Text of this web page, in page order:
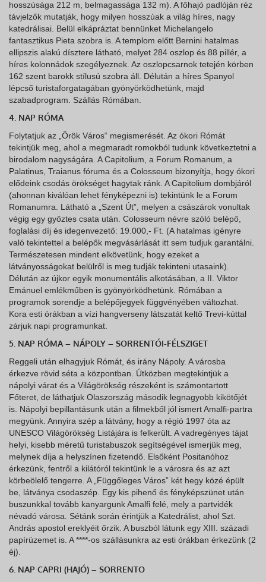
hosszúsága 212 m, belmagassága 132 m). A főhajó padlóján réz
távjelzők mutatják, hogy milyen hosszúak a világ híres, nagy
katedrálisai. Belül elkápráztat bennünket Michelangelo
fantasztikus Pieta szobra is. A templom előtt Bernini hatalmas
ellipszis alakú dísztere látható, melyet 284 oszlop és 88 pillér, a
híres kolonnádok szegélyeznek. Az oszlopcsarnok tetején körben
162 szent barokk stílusú szobra áll. Délután a híres Spanyol
lépcső turistaforgatagában gyönyörködhetünk, majd
szabadprogram. Szállás Rómában.
4. NAP RÓMA
Folytatjuk az „Örök Város“ megismerését. Az ókori Rómát
tekintjük meg, ahol a megmaradt romokból tudunk következtetni a
birodalom nagyságára. A Capitolium, a Forum Romanum, a
Palatinus, Traianus fóruma és a Colosseum bizonyítja, hogy ókori
elődeink csodás örökséget hagytak ránk. A Capitolium dombjáról
(ahonnan kiválóan lehet fényképezni is) tekintünk le a Forum
Romanumra. Látható a „Szent Út”, melyen a császárok vonultak
végig egy győztes csata után. Colosseum névre szóló belépő,
foglalási díj és idegenvezető: 19.000,- Ft. (A hatalmas igényre
való tekintettel a belépők megvásárlását itt sem tudjuk garantálni.
Természetesen mindent elkövetünk, hogy ezeket a
látványosságokat belülről is meg tudják tekinteni utasaink).
Délután az újkor egyik monumentális alkotásában, a II. Viktor
Emánuel emlékműben is gyönyörködhetünk. Rómában a
programok sorendje a belépőjegyek függvényében változhat.
Kora esti órákban a vízi hangverseny látszatát keltő Trevi-kúttal
zárjuk napi programunkat.
5. NAP RÓMA – NÁPOLY – SORRENTÓI-FÉLSZIGET
Reggeli után elhagyjuk Rómát, és irány Nápoly. A városba
érkezve rövid séta a központban. Útközben megtekintjük a
nápolyi várat és a Világörökség részeként is számontartott
Főteret, de láthatjuk Olaszország második legnagyobb kikötőjét
is. Nápolyi bepillantásunk után a filmekből jól ismert Amalfi-partra
megyünk. Annyira szép a látvány, hogy a régió 1997 óta az
UNESCO Világörökség Listájára is felkerült. A vadregényes tájat
helyi, kisebb méretű turistabuszok segítségével ismerjük meg,
melynek díja a helyszínen fizetendő. Elsőként Positanóhoz
érkezünk, fentről a kilátóról tekintünk le a városra és az azt
körbeölelő tengerre. A „Függőleges Város” két hegy közé épült
be, látványa csodaszép. Egy kis pihenő és fényképszünet után
buszunkkal tovább kanyargunk Amalfi felé, mely a partvidék
névadó városa. Sétánk során érintjük a Katedrálist, ahol Szt.
András apostol ereklyéit őrzik. A buszból látunk egy XIII. századi
papírüzemet is. A ****-os szállásunkra az esti órákban érkezünk (2
éj).
6. NAP CAPRI (HAJÓ) – SORRENTO